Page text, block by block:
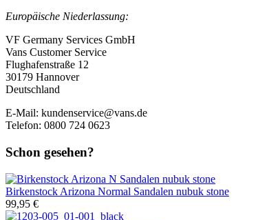
Europäische Niederlassung:
VF Germany Services GmbH
Vans Customer Service
Flughafenstraße 12
30179 Hannover
Deutschland
E-Mail: kundenservice@vans.de
Telefon: 0800 724 0623
Schon gesehen?
Birkenstock Arizona Normal Sandalen nubuk stone
99,95 €